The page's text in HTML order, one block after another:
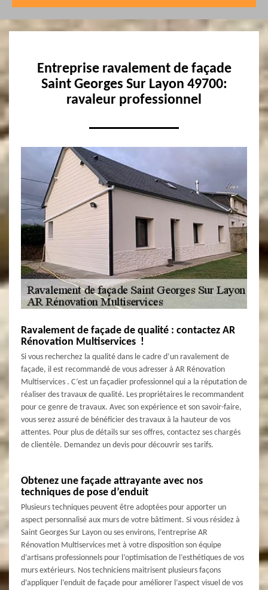
Entreprise ravalement de façade
Saint Georges Sur Layon 49700:
ravaleur professionnel
Ravalement de façade de qualité : contactez AR
Rénovation Multiservices !
Si vous recherchez la qualité dans le cadre d’un ravalement de
façade, il est recommandé de vous adresser à AR Rénovation
Multiservices . C’est un façadier professionnel qui a la réputation de
réaliser des travaux de qualité. Les propriétaires le recommandent
pour ce genre de travaux. Avec son expérience et son savoir-faire,
vous serez assuré de bénéficier des travaux à la hauteur de vos
attentes. Pour plus de détails sur ses offres, contactez ses chargés
de clientèle. Demandez un devis pour découvrir ses tarifs.
Obtenez une façade attrayante avec nos
techniques de pose d’enduit
Plusieurs techniques peuvent être adoptées pour apporter un
aspect personnalisé aux murs de votre bâtiment. Si vous résidez à
Saint Georges Sur Layon ou ses environs, l’entreprise AR
Rénovation Multiservices met à votre disposition son équipe
d’artisans professionnels pour l’optimisation de l’esthétiques de vos
murs extérieurs. Nos techniciens maitrisent plusieurs façons
d’appliquer l’enduit de façade pour améliorer l’aspect visuel de vos